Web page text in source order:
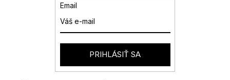
Email
PRIHLÁSIŤ SA